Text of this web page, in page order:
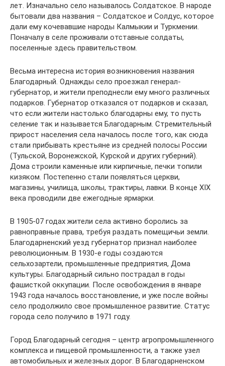
лет. Изначально село называлось Солдатское. В народе
бытовали два названия – Солдатское и Солдус, которое
дали ему кочевавшие народы Калмыкии и Туркмении.
Поначалу в селе проживали отставные солдаты,
поселенные здесь правительством.
Весьма интересна история возникновения названия
Благодарный. Однажды село проезжал генерал-
губернатор, и жители преподнесли ему много различных
подарков. Губернатор отказался от подарков и сказал,
что если жители настолько благодарны ему, то пусть
селение так и называется Благодарным. Стремительный
прирост населения села началось после того, как сюда
стали прибывать крестьяне из средней полосы России
(Тульской, Воронежской, Курской и других губерний).
Дома строили каменные или кирпичные, печки топили
кизяком. Постепенно стали появляться церкви,
магазины, училища, школы, трактиры, лавки. В конце XIX
века проводили две ежегодные ярмарки.
В 1905-07 годах жители села активно боролись за
равноправные права, требуя раздать помещичьи земли.
Благодарненский уезд губернатор признал наиболее
революционным. В 1930-е годы создаются
сельхозартели, промышленные предприятия, Дома
культуры. Благодарный сильно пострадал в годы
фашисткой оккупации. После освобождения в январе
1943 года началось восстановление, и уже после войны
село продолжило свое промышленное развитие. Статус
города село получило в 1971 году.
Город Благодарный сегодня – центр агропромышленного
комплекса и пищевой промышленности, а также узел
автомобильных и железных дорог. В Благодарненском